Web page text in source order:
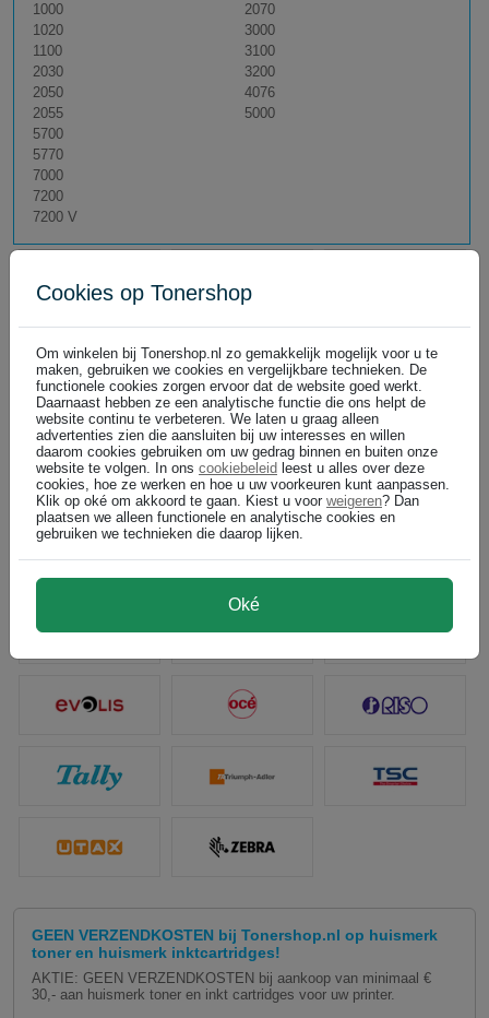
1000
1020
1100
2030
2050
2055
2070
3000
3100
3200
4076
5000
5700
5770
7000
7200
7200 V
GEEN VERZENDKOSTEN bij Tonershop.nl op huismerk
toner en huismerk inktcartridges!
AKTIE: GEEN VERZENDKOSTEN bij aankoop van minimaal €
30,- aan huismerk toner en inkt cartridges voor uw printer.
Cookies op Tonershop
Om winkelen bij Tonershop.nl zo gemakkelijk mogelijk voor u te
maken, gebruiken we cookies en vergelijkbare technieken. De
functionele cookies zorgen ervoor dat de website goed werkt.
Daarnaast hebben ze een analytische functie die ons helpt de
website continu te verbeteren. We laten u graag alleen
advertenties zien die aansluiten bij uw interesses en willen
daarom cookies gebruiken om uw gedrag binnen en buiten onze
website te volgen. In ons cookiebeleid leest u alles over deze
cookies, hoe ze werken en hoe u uw voorkeuren kunt aanpassen.
Klik op oké om akkoord te gaan. Kiest u voor weigeren? Dan
plaatsen we alleen functionele en analytische cookies en
gebruiken we technieken die daarop lijken.
Oké